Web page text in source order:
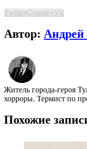
TwitterGoogle+Vk
Автор: Андрей
Житель города-героя
хорроры. Термист по
Похожие